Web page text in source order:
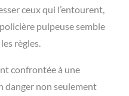
ceux qui l’entourent,
pulpeuse semble
règles.
confrontée à une
danger non seulement